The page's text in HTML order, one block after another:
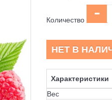
Количество
НЕТ В
Характеристики
Вес